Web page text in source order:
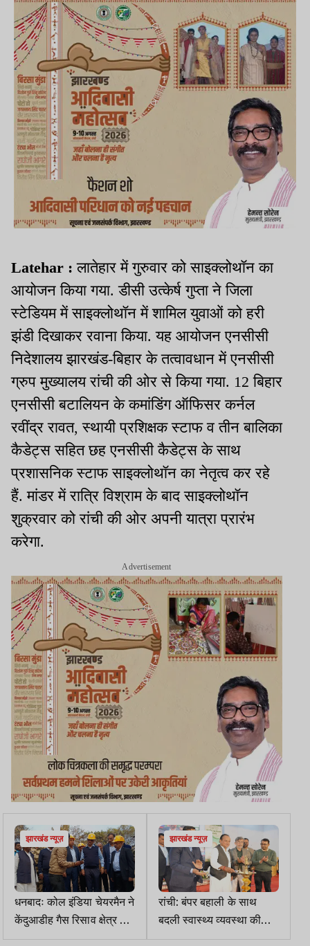
Latehar : लातेहार में गुरुवार को साइक्लोथॉन का
आयोजन किया गया. डीसी उत्केर्ष गुप्ता ने जिला
स्टेडियम में साइक्लोथॉन में शामिल युवाओं को हरी
झंडी दिखाकर रवाना किया. यह आयोजन एनसीसी
निदेशालय झारखंड-बिहार के तत्वावधान में एनसीसी
ग्रुप मुख्यालय रांची की ओर से किया गया. 12 बिहार
एनसीसी बटालियन के कमांडिंग ऑफिसर कर्नल
रवींद्र रावत, स्थायी प्रशिक्षक स्टाफ व तीन बालिका
कैडेट्स सहित छह एनसीसी कैडेट्स के साथ
प्रशासनिक स्टाफ साइक्लोथॉन का नेतृत्व कर रहे
हैं. मांडर में रात्रि विश्राम के बाद साइक्लोथॉन
शुक्रवार को रांची की ओर अपनी यात्रा प्रारंभ
करेगा.
Advertisement
झारखंड न्यूज़
धनबादः कोल इंडिया चेयरमैन ने
केंदुआडीह गैस रिसाव क्षेत्र का
किया निरीक्षण, कहा- सुरक्षा
झारखंड न्यूज़
रांची: बंपर बहाली के साथ
बदली स्वास्थ्य व्यवस्था की
तस्वीर, स्वास्थ्य मंत्री ने गिनाईं